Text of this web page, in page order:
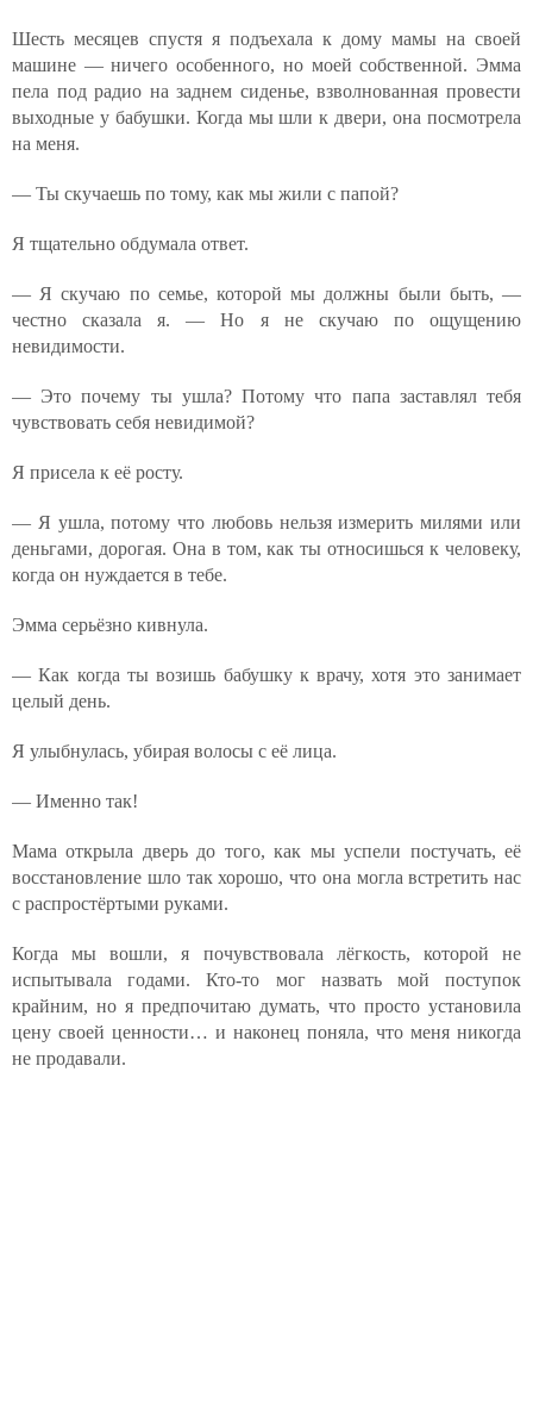
Шесть месяцев спустя я подъехала к дому мамы на своей
машине — ничего особенного, но моей собственной. Эмма
пела под радио на заднем сиденье, взволнованная провести
выходные у бабушки. Когда мы шли к двери, она посмотрела
на меня.
— Ты скучаешь по тому, как мы жили с папой?
Я тщательно обдумала ответ.
— Я скучаю по семье, которой мы должны были быть, —
честно сказала я. — Но я не скучаю по ощущению
невидимости.
— Это почему ты ушла? Потому что папа заставлял тебя
чувствовать себя невидимой?
Я присела к её росту.
— Я ушла, потому что любовь нельзя измерить милями или
деньгами, дорогая. Она в том, как ты относишься к человеку,
когда он нуждается в тебе.
Эмма серьёзно кивнула.
— Как когда ты возишь бабушку к врачу, хотя это занимает
целый день.
Я улыбнулась, убирая волосы с её лица.
— Именно так!
Мама открыла дверь до того, как мы успели постучать, её
восстановление шло так хорошо, что она могла встретить нас
с распростёртыми руками.
Когда мы вошли, я почувствовала лёгкость, которой не
испытывала годами. Кто-то мог назвать мой поступок
крайним, но я предпочитаю думать, что просто установила
цену своей ценности… и наконец поняла, что меня никогда
не продавали.